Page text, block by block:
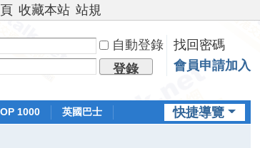
收藏本站 站規
自動登錄
找回密碼
登錄 會員申請加入
快捷導覽
1000
英國巴士